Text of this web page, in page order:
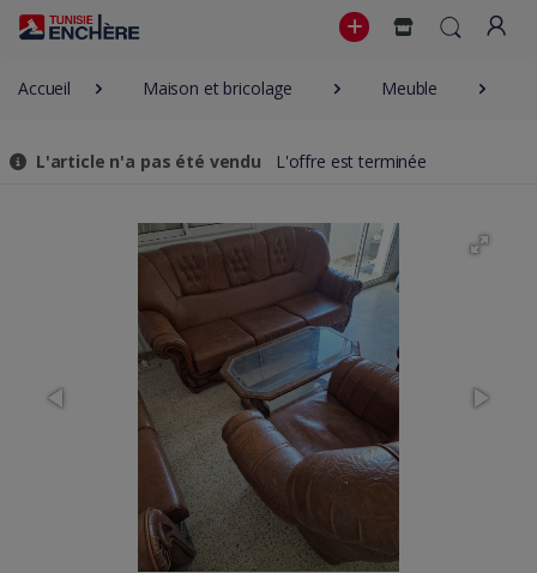
Accueil Maison et bricolage Meuble
L'article n'a pas été vendu L'offre est terminée